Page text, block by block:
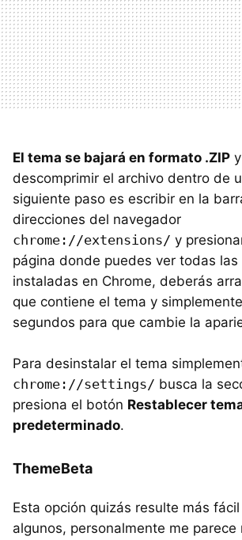
El tema se bajará en formato .ZIP
descomprimir el archivo dentro de
siguiente paso es escribir en la
direcciones del navegador
chrome://extensions/ y
página donde puedes ver todas las
instaladas en Chrome, deberás
que contiene el tema y
segundos para que cambie la
Para desinstalar el tema
chrome://settings/ busca la
presiona el botón Restablecer
predeterminado.
ThemeBeta
Esta opción quizás resulte más
algunos, personalmente me